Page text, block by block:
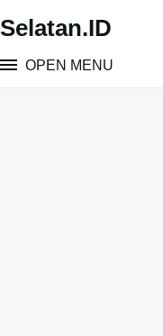
Selatan.ID
OPEN MENU